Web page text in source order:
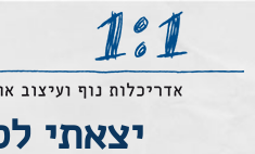
יצאתי